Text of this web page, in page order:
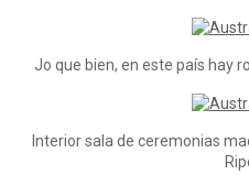
Jo que bien, en este país hay
Interior sala de ceremonias